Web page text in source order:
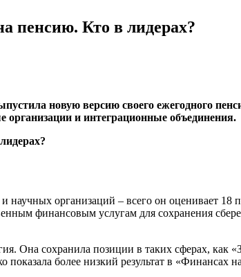
пенсию. Кто в лидерах?
новую версию своего ежегодного
и интеграционные объединения.
организаций – всего он оценивает 18
финансовым услугам для сохранения
Она сохранила позиции в таких сферах, как
показала более низкий результат в «Финансах